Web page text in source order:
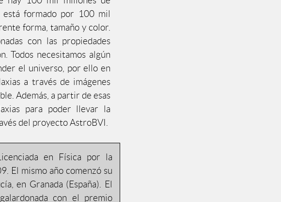
está formado por 100 mil
forma, tamaño y color.
con las propiedades
Todos necesitamos algún
el universo, por ello en
a través de imágenes
Además, a partir de esas
para poder llevar la
del proyecto AstroBVI.
en Física por la
El mismo año comenzó su
en Granada (España). El
con el premio